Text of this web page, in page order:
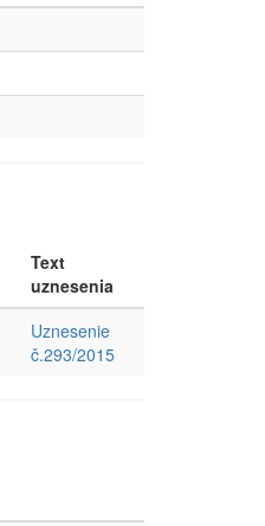
Text
uznesenia
Uznesenie
č.293/2015